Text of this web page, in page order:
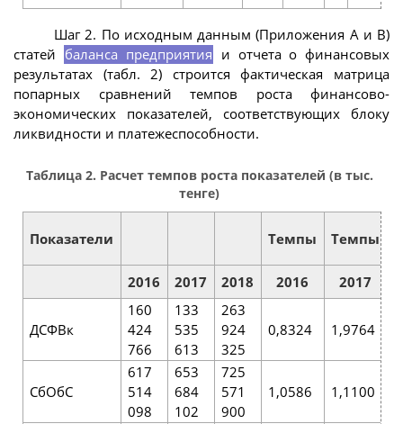
Шаг 2. По исходным данным (Приложения А и В)
статей баланса предприятия и отчета о финансовых
результатах (табл. 2) строится фактическая матрица
попарных сравнений темпов роста финансово-
экономических показателей, соответствующих блоку
ликвидности и платежеспособности.
Таблица 2. Расчет темпов роста показателей (в тыс.
тенге)
Показатели Темпы Темпы
2016
2017 2018 2016 2017
ДСФВк
160
424
766
133
535
613
263
924
325
0,8324 1,9764
СбОбС
617
514
098
653
684
102
725
571
900
1,0586 1,1100